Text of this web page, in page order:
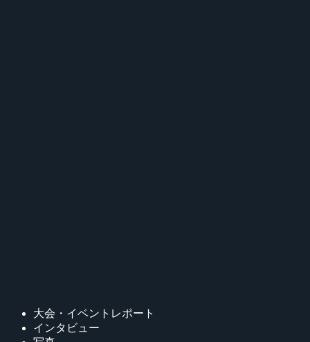
大会・イベントレポート
インタビュー